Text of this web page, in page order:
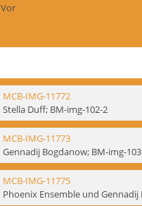
Vor
MCB-IMG-11772
Stella Duff; BM-img-102-2
MCB-IMG-11773
Gennadij Bogdanow; BM-img-103
MCB-IMG-11775